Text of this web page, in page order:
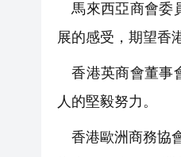
馬來西亞商會委
展的感受，期望香
香港英商會董事
人的堅毅努力。
香港歐洲商務協